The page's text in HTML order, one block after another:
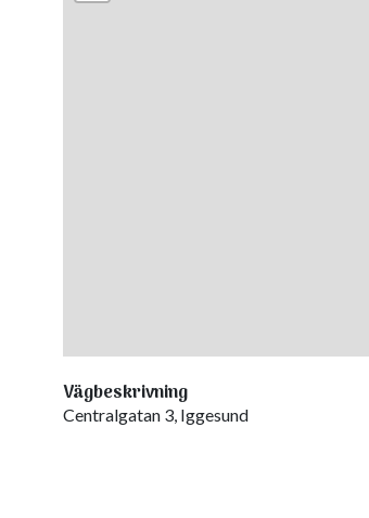
Vägbeskrivning
Centralgatan 3, Iggesund